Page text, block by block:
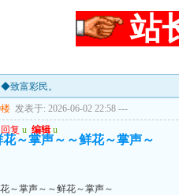
站
致富彩民。
楼 发表于: 2026-06-02 22:58 ---
回复 u 编辑 u
花～掌声～～鲜花～掌声～
～掌声～～鲜花～掌声～